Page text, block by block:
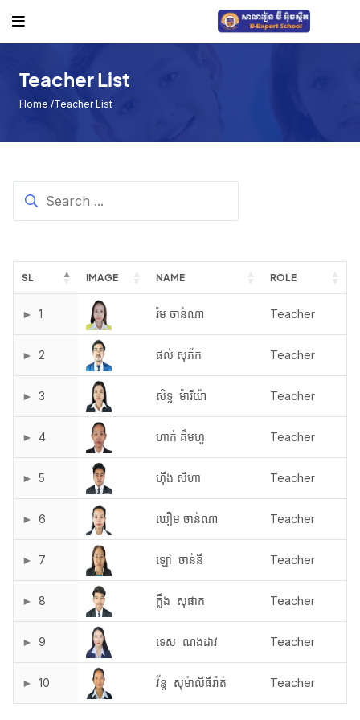
កាលវិភាគថ្នាក់
គ្រឿងបរិក្ខារ
Teacher List
Home /Teacher List
SL IMAGE NAME ROLE
1 រ៉ម ចាន់ណា Teacher
2 ផល់ សុភ័ក Teacher
3 សិទ្ធ  ម៉ារីយ៉ា Teacher
4 ហាក់ គឹមហួ Teacher
5 ហ៊ីង​ សីហា Teacher
6 ឃឿម ចាន់ណា Teacher
7 ឡៅ  ចាន់នី Teacher
8 ក្លឹង  សុផាក Teacher
9 ទេស  ណងដាវ Teacher
10 វ័ន្ត  សុម៉ាលីធីរ៉ាត់ Teacher